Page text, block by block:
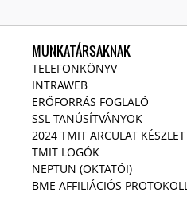
MUNKATÁRSAKNAK
TELEFONKÖNYV
INTRAWEB
ERŐFORRÁS FOGLALÓ
SSL TANÚSÍTVÁNYOK
2024 TMIT ARCULAT KÉSZLET
TMIT LOGÓK
NEPTUN (OKTATÓI)
BME AFFILIÁCIÓS PROTOKOLL